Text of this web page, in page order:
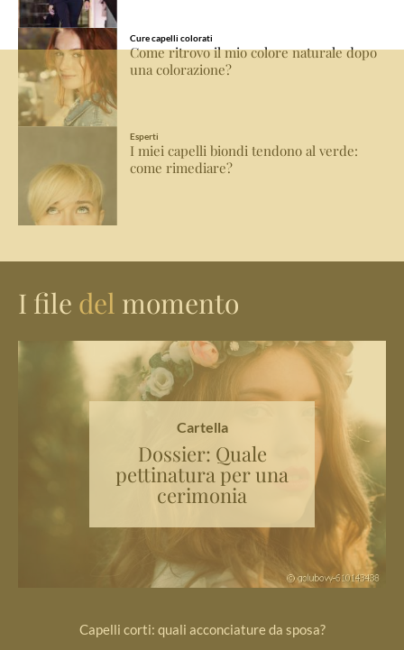
Cure capelli colorati
Come ritrovo il mio colore naturale dopo
una colorazione?
Esperti
I miei capelli biondi tendono al verde:
come rimediare?
I file del momento
Cartella
Dossier: Quale
pettinatura per una
cerimonia
Capelli corti: quali acconciature da sposa?